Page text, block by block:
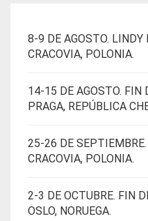
8-9 DE AGOSTO. LINDY
CRACOVIA, POLONIA.
14-15 DE AGOSTO. FIN
PRAGA, REPÚBLICA
25-26 DE
CRACOVIA, POLONIA.
2-3 DE OCTUBRE. FIN
OSLO, NORUEGA.